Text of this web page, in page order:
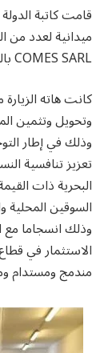
قامت كاتبة
COMES SARL بالعرائش.
كانت هاته
وتحويل وتثمين
وذلك في إطار
تعزيز تنافسية
البحرية ذات
السوقين المحلية
وذلك انسجاما مع
الاستثمار في
مندمج ومستدام